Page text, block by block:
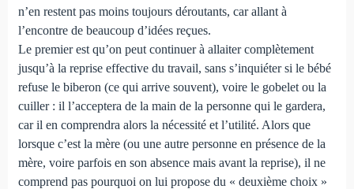
n’en restent pas moins toujours déroutants, car allant à
l’encontre de beaucoup d’idées reçues.
Le premier est qu’on peut continuer à allaiter complètement
jusqu’à la reprise effective du travail, sans s’inquiéter si le bébé
refuse le biberon (ce qui arrive souvent), voire le gobelet ou la
cuiller : il l’acceptera de la main de la personne qui le gardera,
car il en comprendra alors la nécessité et l’utilité. Alors que
lorsque c’est la mère (ou une autre personne en présence de la
mère, voire parfois en son absence mais avant la reprise), il ne
comprend pas pourquoi on lui propose du « deuxième choix »